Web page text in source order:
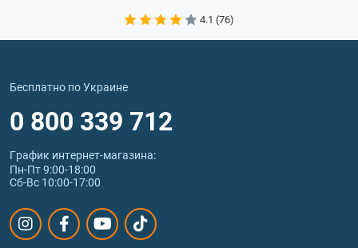
зеаксантин, гамма-линоленовая кислота и
другие антиоксиданты.
фикоцианобилина.
достигаются, если купить спирулину и регулярно ее
антиоксидантная защита клеток;
снижение аллергических проявлений;
гладкая и сияющая кожа;
профилактика:
4.1 (76)
Бесплатно по Украине
0 800 339 712
График интернет‑магазина:
Пн-Пт 9:00-18:00
Сб-Вс 10:00-17:00